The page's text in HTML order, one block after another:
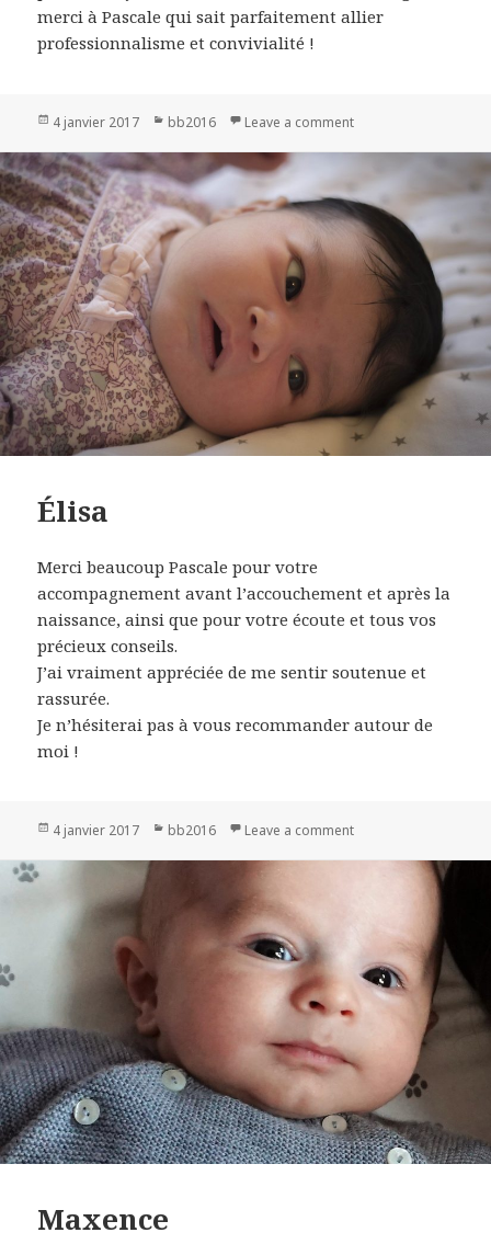
merci à Pascale qui sait parfaitement allier
professionnalisme et convivialité !
Publié
4 janvier 2017 Catégories
bb2016 Leave a comment
Élisa
Merci beaucoup Pascale pour votre
accompagnement avant l’accouchement et après la
naissance, ainsi que pour votre écoute et tous vos
précieux conseils.
J’ai vraiment appréciée de me sentir soutenue et
rassurée.
Je n’hésiterai pas à vous recommander autour de
moi !
Publié
4 janvier 2017 Catégories
bb2016 Leave a comment
Maxence